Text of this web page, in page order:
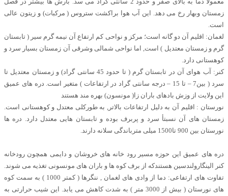
زمستان وبهار رخ می دهد. این آب هوا براکشت ستروس ( مرکبات) و زیتون عالی
است.
لغمان: اقلیم آن دو گانه است؛ مرکز و نواحی کم ارتفاع آن نیمه گرم سیر ( تابستان
گرم و زمستان معتدیل ) است, اما نواحی شمالی وشرقی آن زمستان بسیار سرد و
کوهستانی دارد.
کنر: آب هوای آن در تابستان گرم ( تا حدود 45 سانتی گراد) و زمستان معتدیل تا
سرد ( بین7 – تا 15 – درجه سانتی گراد در ارتفاعات ) متغیر است. دره های عمیق
این ولایت از وزش بادهای باران زا( مونسون) بهره مند هستند
نورستان : اقلیم آن به دلیل ارتفاعات بالاتر, به طورکلی معتدل و کوهستانی است.
زمستان های آن نسبتأ سرد و پربرف بوده و تابستان هایی معتدل دارد. دره ها
نورستان بین 900 تا1500 میلی مترباندگی سلانه دارند.
دره های عمیق این حوزه مسیر رود خانه های خروشان و دایمی همچون رودخانه
کنر الینگارولندسین هستندکه از برف کوه ها و باران های مونسونی تغذیه می شوند.
تفاوت های ارتفاعی: دما از وادی های لغمان , ننگرها ( کمتر 1000 ) به سمت کوه
های نورستان ( بیش از 3000 متر ) به شدت کاهش می یابد. این شیب حرارتی به